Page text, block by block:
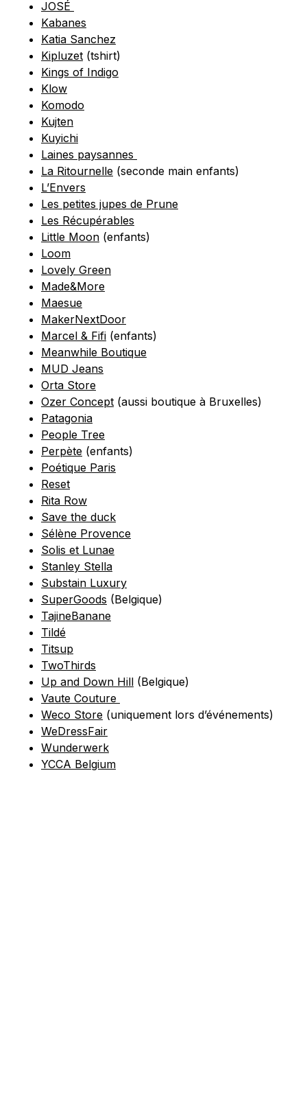
JOSÉ
Kabanes
Katia Sanchez
Kipluzet (tshirt)
Kings of Indigo
Klow
Komodo
Kujten
Kuyichi
Laines paysannes
La Ritournelle (seconde main enfants)
L’Envers
Les petites jupes de Prune
Les Récupérables
Little Moon (enfants)
Loom
Lovely Green
Made&More
Maesue
MakerNextDoor
Marcel & Fifi (enfants)
Meanwhile Boutique
MUD Jeans
Orta Store
Ozer Concept (aussi boutique à Bruxelles)
Patagonia
People Tree
Perpète (enfants)
Poétique Paris
Reset
Rita Row
Save the duck
Sélène Provence
Solis et Lunae
Stanley Stella
Substain Luxury
SuperGoods (Belgique)
TajineBanane
Tildé
Titsup
TwoThirds
Up and Down Hill (Belgique)
Vaute Couture
Weco Store (uniquement lors d’événements)
WeDressFair
Wunderwerk
YCCA Belgium